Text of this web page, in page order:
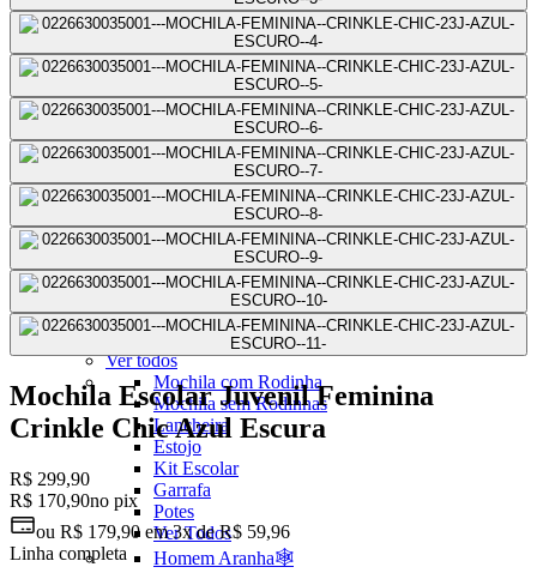
Mochilas
Ver todos
Mochilas Masculinas
Mochilas Femininas
Mochilas Escolares
Mochilas Juvenis
Ver Todos
Mochila para Notebook
Mochila de Couro
Mochila Executiva
Mochila com Rodas
Mochila Pequena
Mochila Média
Mochila Grande
Ver todos
Mochila com Rodinha
Mochila sem Rodinhas
Lancheira
Estojo
Kit Escolar
Garrafa
Potes
Ver Todos
Homem Aranha🕸️
Mochila Escolar Juvenil Feminina
Crinkle Chic Azul Escura
R$ 299,90
R$ 170,90no pix
ou R$ 179,90 em3x de R$ 59,96
Linha completa